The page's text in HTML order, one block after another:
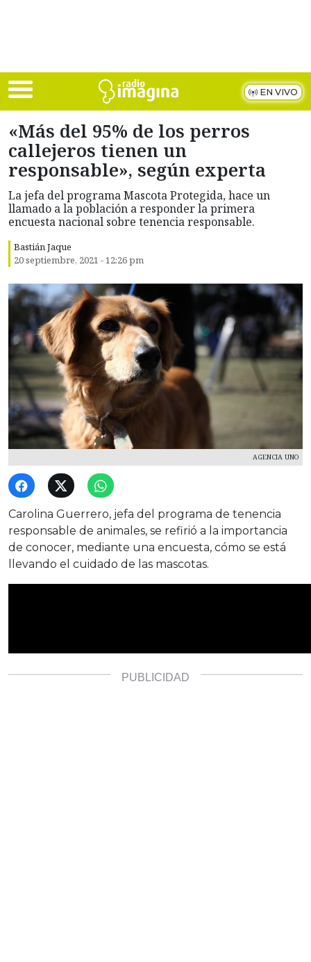
EN VIVO
«Más del 95% de los perros
callejeros tienen un
responsable», según experta
La jefa del programa Mascota Protegida, hace un
llamado a la población a responder la primera
encuesta nacional sobre tenencia responsable.
Bastián Jaque
20 septiembre, 2021 - 12:26 pm
AGENCIA UNO
Carolina Guerrero, jefa del programa de tenencia
responsable de animales, se refirió a la importancia
de conocer, mediante una encuesta, cómo se está
llevando el cuidado de las mascotas.